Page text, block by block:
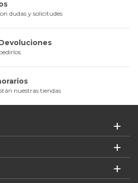
dudas y solicitudes
nuestras tiendas